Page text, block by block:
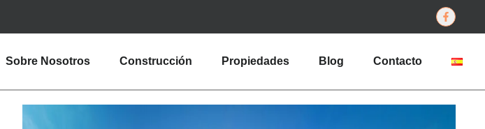
Sobre Nosotros Construcción Propiedades Blog Contacto